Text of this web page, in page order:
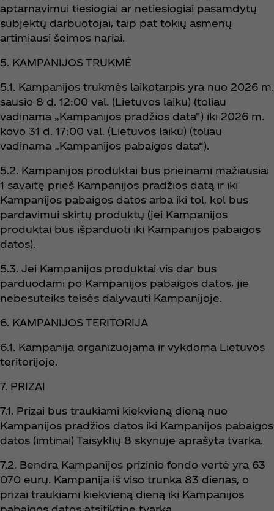
aptarnavimui tiesiogiai ar netiesiogiai pasamdytų
subjektų darbuotojai, taip pat tokių asmenų
artimiausi šeimos nariai.
5. KAMPANIJOS TRUKMĖ
5.1. Kampanijos trukmės laikotarpis yra nuo 2026 m.
sausio 8 d. 12:00 val. (Lietuvos laiku) (toliau
vadinama „Kampanijos pradžios data“) iki 2026 m.
kovo 31 d. 17:00 val. (Lietuvos laiku) (toliau
vadinama „Kampanijos pabaigos data“).
5.2. Kampanijos produktai bus prieinami mažiausiai
1 savaitę prieš Kampanijos pradžios datą ir iki
Kampanijos pabaigos datos arba iki tol, kol bus
pardavimui skirtų produktų (jei Kampanijos
produktai bus išparduoti iki Kampanijos pabaigos
datos).
5.3. Jei Kampanijos produktai vis dar bus
parduodami po Kampanijos pabaigos datos, jie
nebesuteiks teisės dalyvauti Kampanijoje.
6. KAMPANIJOS TERITORIJA
6.1. Kampanija organizuojama ir vykdoma Lietuvos
teritorijoje.
7. PRIZAI
7.1. Prizai bus traukiami kiekvieną dieną nuo
Kampanijos pradžios datos iki Kampanijos pabaigos
datos (imtinai) Taisyklių 8 skyriuje aprašyta tvarka.
7.2. Bendra Kampanijos prizinio fondo vertė yra 63
070 eurų. Kampanija iš viso trunka 83 dienas, o
prizai traukiami kiekvieną dieną iki Kampanijos